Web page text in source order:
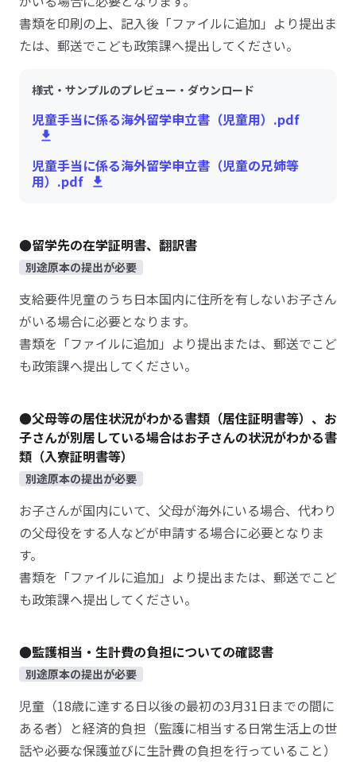
書類を印刷の上、記入後「ファイルに追加」より提出ま
たは、郵送でこども政策課へ提出してください。
様式・サンプルのプレビュー・ダウンロード
児童手当に係る海外留学申立書（児童用）.pdf
児童手当に係る海外留学申立書（児童の兄姉等
用）.pdf
●留学先の在学証明書、翻訳書
別途原本の提出が必要
支給要件児童のうち日本国内に住所を有しないお子さん
がいる場合に必要となります。
書類を「ファイルに追加」より提出または、郵送でこど
も政策課へ提出してください。
●父母等の居住状況がわかる書類（居住証明書等）、お
子さんが別居している場合はお子さんの状況がわかる書
類（入寮証明書等）
別途原本の提出が必要
お子さんが国内にいて、父母が海外にいる場合、代わり
の父母役をする人などが申請する場合に必要となりま
す。
書類を「ファイルに追加」より提出または、郵送でこど
も政策課へ提出してください。
●監護相当・生計費の負担についての確認書
別途原本の提出が必要
児童（18歳に達する日以後の最初の3月31日までの間に
ある者）と経済的負担（監護に相当する日常生活上の世
話や必要な保護並びに生計費の負担を行っていること）